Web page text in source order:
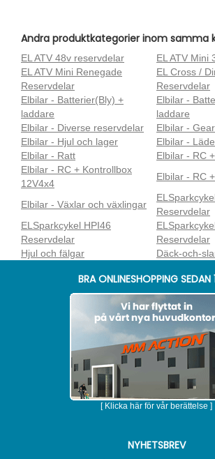
Andra produktkategorier inom samma
EL ATV 48v reservdelar
EL ATV Mini
EL ATV Mini Renegade
Reservdelar
EL Cross /
Reservdelar
Elbilar - Batterier(Bly) +
laddare
Elbilar -
laddare
Elbilar - Diverse reservdelar
Elbilar -
Elbilar - Hjul och lager
Elbilar -
Elbilar - Ratt
Elbilar - RC
Elbilar - RC + Kontrollbox
12V4x4
Elbilar - RC
Elbilar - Växlar och växlingar
Reservdelar
ELSparkcykel HPI46
Reservdelar
Reservdelar
Hjul och fälgar
Däck-och-
BRA ONLINESHOPPING
[ Klicka här för vår berättelse ]
NYHETSBREV